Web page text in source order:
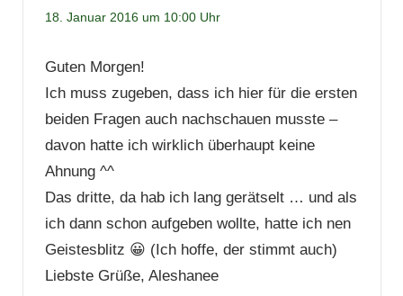
18. Januar 2016 um 10:00 Uhr
Guten Morgen!
Ich muss zugeben, dass ich hier für die ersten
beiden Fragen auch nachschauen musste –
davon hatte ich wirklich überhaupt keine
Ahnung ^^
Das dritte, da hab ich lang gerätselt … und als
ich dann schon aufgeben wollte, hatte ich nen
Geistesblitz 😀 (Ich hoffe, der stimmt auch)
Liebste Grüße, Aleshanee